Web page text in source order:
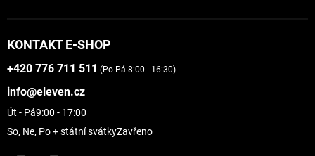
KONTAKT E-SHOP
+420 776 711 511 (Po-Pá 8:00 - 16:30)
info@eleven.cz
Út - Pá9:00 - 17:00
So, Ne, Po + státní svátkyZavřeno